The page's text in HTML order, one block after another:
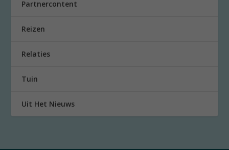
Partnercontent
Reizen
Relaties
Tuin
Uit Het Nieuws